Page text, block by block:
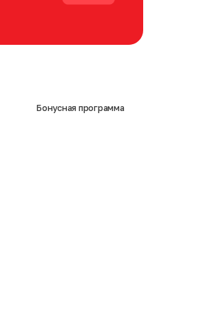
Бонусная программа